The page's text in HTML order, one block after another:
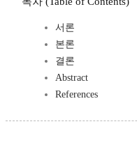
서론
본론
결론
Abstract
References